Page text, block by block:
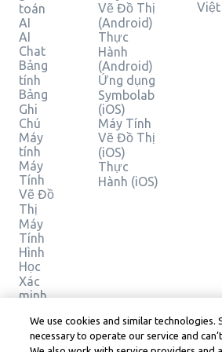
toán
AI
AI
Chat
Bảng
tính
Bảng
Ghi
Chú
Máy
tính
Máy
Tính
Vẽ Đồ
Thị
Máy
Tính
Hình
Học
Xác
minh
pháp
Vẽ Đồ Thị
(Android)
Thực
Hành
(Android)
Ứng dụng
Symbolab
(iOS)
Máy Tính
Vẽ Đồ Thị
(iOS)
Thực
Hành (iOS)
Việt
We use cookies and similar technologies.
necessary to operate our service and